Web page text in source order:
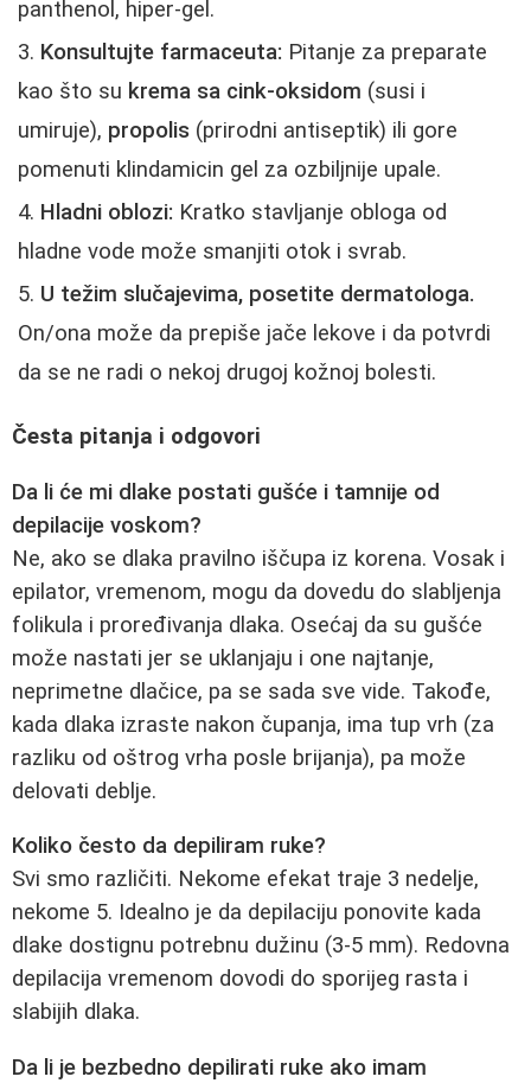
panthenol, hiper-gel.
Konsultujte farmaceuta: Pitanje za preparate
kao što su krema sa cink-oksidom (susi i
umiruje), propolis (prirodni antiseptik) ili gore
pomenuti klindamicin gel za ozbiljnije upale.
Hladni oblozi: Kratko stavljanje obloga od
hladne vode može smanjiti otok i svrab.
U težim slučajevima, posetite dermatologa.
On/ona može da prepiše jače lekove i da potvrdi
da se ne radi o nekoj drugoj kožnoj bolesti.
Česta pitanja i odgovori
Da li će mi dlake postati gušće i tamnije od
depilacije voskom?
Ne, ako se dlaka pravilno iščupa iz korena. Vosak i
epilator, vremenom, mogu da dovedu do slabljenja
folikula i proređivanja dlaka. Osećaj da su gušće
može nastati jer se uklanjaju i one najtanje,
neprimetne dlačice, pa se sada sve vide. Takođe,
kada dlaka izraste nakon čupanja, ima tup vrh (za
razliku od oštrog vrha posle brijanja), pa može
delovati deblje.
Koliko često da depiliram ruke?
Svi smo različiti. Nekome efekat traje 3 nedelje,
nekome 5. Idealno je da depilaciju ponovite kada
dlake dostignu potrebnu dužinu (3-5 mm). Redovna
depilacija vremenom dovodi do sporijeg rasta i
slabijih dlaka.
Da li je bezbedno depilirati ruke ako imam